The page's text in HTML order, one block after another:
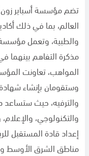
تضم مؤسسة أسباير
العالم، بما في ذلك
والطبية، وتعمل مؤسسة
مذكرة التفاهم بينهما
المواهب، تعاونت
وستقومان بإنشاء
والترفيه، حيث ستساعد
والتكنولوجي، والإعلام،
إعداد قادة المستقبل
مناطق الشرق الأوسط